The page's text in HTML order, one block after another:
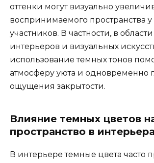
оттенки могут визуально
воспринимаемого пространства у
участников. В частности, в
интерьеров и визуальных
использование темных тонов
атмосферу уюта и одновременно
ощущения закрытости.
Влияние темных цветов
пространство в
В интерьере темные цвета часто